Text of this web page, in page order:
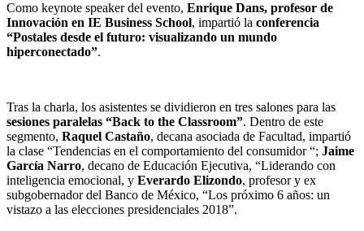
Como keynote speaker del evento, Enrique Dans, profesor de
Innovación en IE Business School, impartió la conferencia
“Postales desde el futuro: visualizando un mundo
hiperconectado”.
Tras la charla, los asistentes se dividieron en tres salones para las
sesiones paralelas “Back to the Classroom”. Dentro de este
segmento, Raquel Castaño, decana asociada de Facultad, impartió
la clase “Tendencias en el comportamiento del consumidor “; Jaime
García Narro, decano de Educación Ejecutiva, “Liderando con
inteligencia emocional, y Everardo Elizondo, profesor y ex
subgobernador del Banco de México, “Los próximo 6 años: un
vistazo a las elecciones presidenciales 2018”.